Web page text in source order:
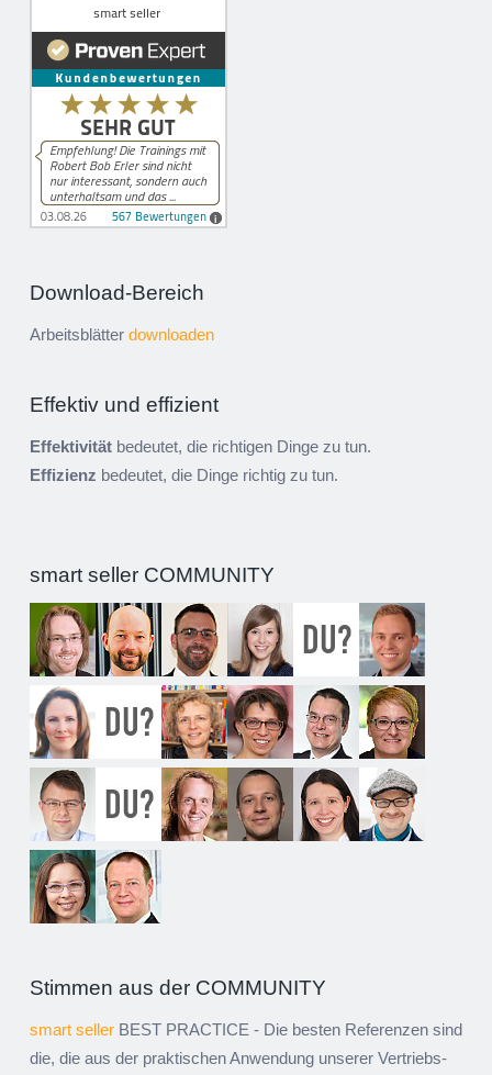
Download-Bereich
Arbeitsblätter downloaden
Effektiv und effizient
Effektivität bedeutet, die richtigen Dinge zu tun.
Effizienz bedeutet, die Dinge richtig zu tun.
smart seller COMMUNITY
Stimmen aus der COMMUNITY
smart seller BEST PRACTICE - Die besten Referenzen sind
die, die aus der praktischen Anwendung unserer Vertriebs-